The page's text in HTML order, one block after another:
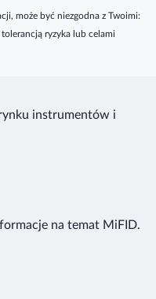
może być niezgodna z Twoimi:
ryzyka lub celami
instrumentów i
na temat MiFID.